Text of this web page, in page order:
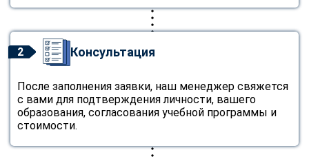
2 Консультация
После заполнения заявки, наш менеджер свяжется
с вами для подтверждения личности, вашего
образования, согласования учебной программы и
стоимости.